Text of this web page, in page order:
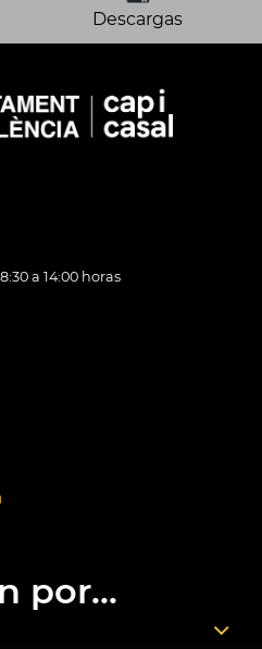
Descargas
a 14:00 horas
por...